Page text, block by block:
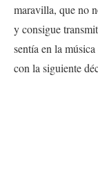
maravilla, que no
y consigue
sentía en la
con la siguiente